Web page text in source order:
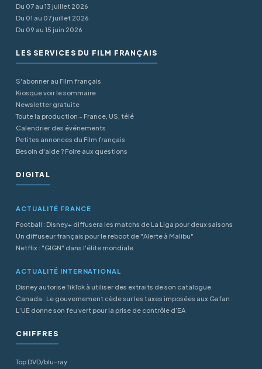
Du 07 au 13 juillet 2026
Du 01 au 07 juillet 2026
Du 09 au 15 juin 2026
LES SERVICES DU FILM FRANÇAIS
S'abonner au Film français
Kiosque voir le sommaire
Newsletter gratuite
Toute la production - France, US, télé
Calendrier des événements
Petites annonces du Film français
Besoin d'aide ? Foire aux questions
DIGITAL
ACTUALITÉ FRANCE
Football : Disney+ diffusera les matchs de La Liga pour deux saisons
Un diffuseur français pour le reboot de "Alerte à Malibu"
Netflix : "GIGN" dans l'élite mondiale
ACTUALITÉ INTERNATIONAL
Disney autorise TikTok à utiliser des extraits de son catalogue
Canada : Le gouvernement cède sur les taxes imposées aux Gafan
L’UE donne son feu vert pour la prise de contrôle d’EA
CHIFFRES
Top DVD/blu-ray